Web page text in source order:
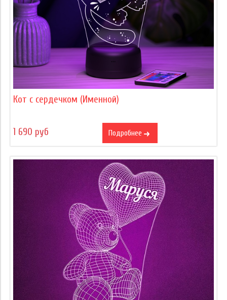
Кот с сердечком (Именной)
1 690 руб Подробнее